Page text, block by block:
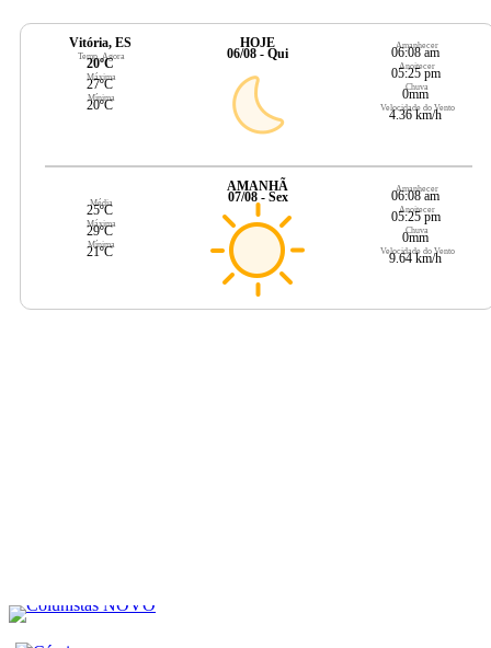
Vitória, ES
Temp. Agora
20ºC
Máxima
27ºC
Mínima
20ºC
HOJE
06/08 - Qui
Amanhecer
06:08 am
Anoitecer
05:25 pm
Chuva
0mm
Velocidade do Vento
4.36 km/h
Média
25ºC
Máxima
29ºC
Mínima
21ºC
AMANHÃ
07/08 - Sex
Amanhecer
06:08 am
Anoitecer
05:25 pm
Chuva
0mm
Velocidade do Vento
9.64 km/h